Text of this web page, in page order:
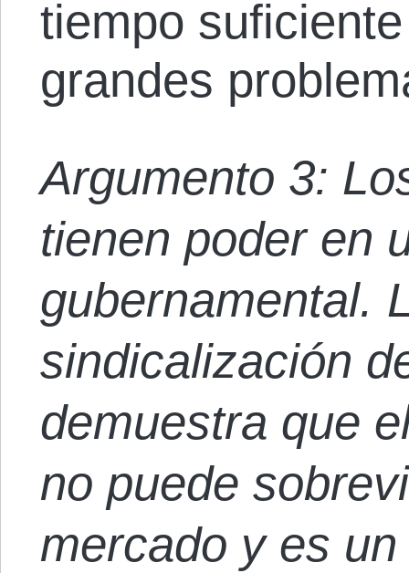
tiempo
grandes
Argumento 3:
tienen poder en
gubernamental.
sindicalización
demuestra que
no puede
mercado y es